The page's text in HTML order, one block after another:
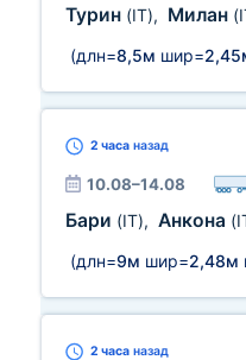
Турин (IT), Милан
(длн=8,5м шир=
2 часа назад
10.08–14.08
Бари (IT), Анкона
(длн=9м шир=2,48м
2 часа назад